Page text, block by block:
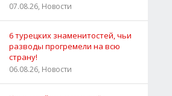
07.08.26, Новости
6 турецких знаменитостей, чьи
разводы прогремели на всю
страну!
06.08.26, Новости